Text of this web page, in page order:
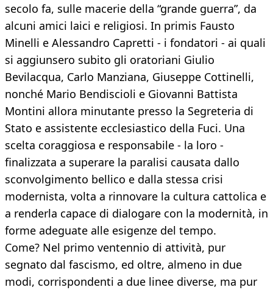
secolo fa, sulle macerie della “grande guerra”, da
alcuni amici laici e religiosi. In primis Fausto
Minelli e Alessandro Capretti - i fondatori - ai quali
si aggiunsero subito gli oratoriani Giulio
Bevilacqua, Carlo Manziana, Giuseppe Cottinelli,
nonché Mario Bendiscioli e Giovanni Battista
Montini allora minutante presso la Segreteria di
Stato e assistente ecclesiastico della Fuci. Una
scelta coraggiosa e responsabile - la loro -
finalizzata a superare la paralisi causata dallo
sconvolgimento bellico e dalla stessa crisi
modernista, volta a rinnovare la cultura cattolica e
a renderla capace di dialogare con la modernità, in
forme adeguate alle esigenze del tempo.
Come? Nel primo ventennio di attività, pur
segnato dal fascismo, ed oltre, almeno in due
modi, corrispondenti a due linee diverse, ma pur